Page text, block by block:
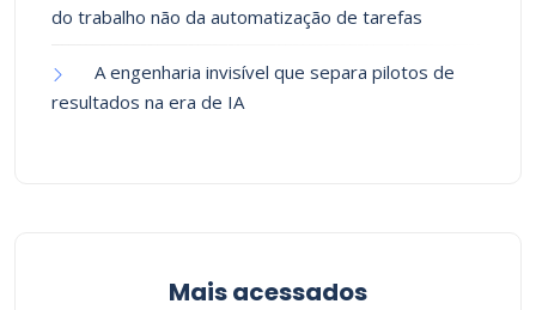
do trabalho não da automatização de tarefas
A engenharia invisível que separa pilotos de
resultados na era de IA
Mais acessados